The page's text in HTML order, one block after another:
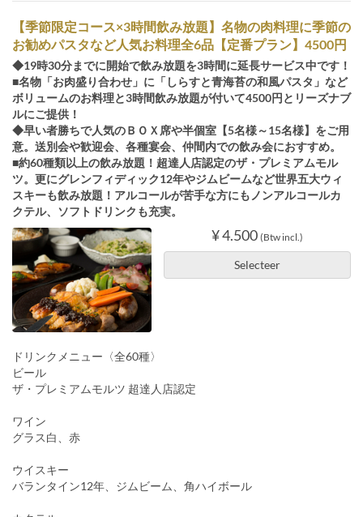
【季節限定コース×3時間飲み放題】名物の肉料理に季節の
お勧めパスタなど人気お料理全6品【定番プラン】4500円
◆19時30分までに開始で飲み放題を3時間に延長サービス中です！
■名物「お肉盛り合わせ」に「しらすと青海苔の和風パスタ」など
ボリュームのお料理と3時間飲み放題が付いて4500円とリーズナブ
ルにご提供！
◆早い者勝ちで人気のＢＯＸ席や半個室【5名様～15名様】をご用
意。送別会や歓迎会、各種宴会、仲間内での飲み会におすすめ。
■約60種類以上の飲み放題！超達人店認定のザ・プレミアムモル
ツ。更にグレンフィディック12年やジムビームなど世界五大ウィ
スキーも飲み放題！アルコールが苦手な方にもノンアルコールカ
クテル、ソフトドリンクも充実。
¥ 4.500 (Btw incl.)
Selecteer
ドリンクメニュー〈全60種〉
ビール
ザ・プレミアムモルツ 超達人店認定
ワイン
グラス白、赤
ウイスキー
バランタイン12年、ジムビーム、角ハイボール